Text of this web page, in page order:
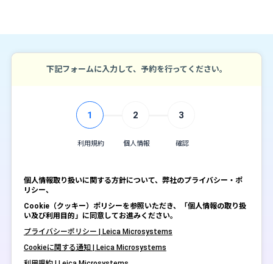
下記フォームに入力して、予約を行ってください。
1
利用規約
2
個人情報
3
確認
個人情報取り扱いに関する方針について、弊社のプライバシー・ポ
リシー、
Cookie（クッキー）ポリシーを参照いただき、「個人情報の取り扱
い及び利用目的」に同意してお進みください。
プライバシーポリシー | Leica Microsystems
Cookieに関する通知 | Leica Microsystems